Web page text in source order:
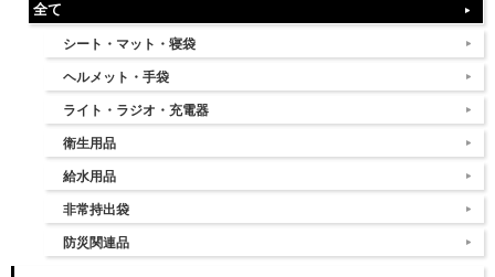
全て
シート・マット・寝袋
ヘルメット・手袋
ライト・ラジオ・充電器
衛生用品
給水用品
非常持出袋
防災関連品